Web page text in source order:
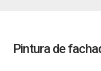
Pintura de